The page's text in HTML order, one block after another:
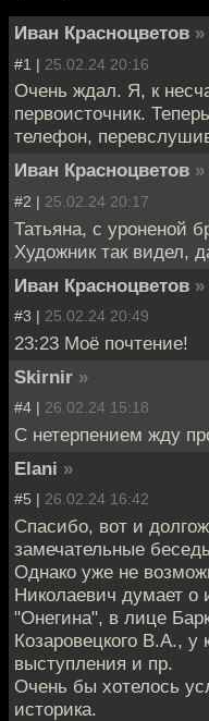
Иван Красноцветов »
#1 | 25.02.24 20:16
Очень ждал. Я, к
первоисточник.
телефон,
Иван Красноцветов »
#2 | 25.02.24 20:17
Татьяна, с уроненой
Художник так видел,
Иван Красноцветов »
#3 | 25.02.24 20:49
23:23 Моё почтение!
Skirnir »
#4 | 26.02.24 15:18
С нетерпением жду
Elani »
#5 | 26.02.24 16:42
Спасибо, вот и
замечательные
Однако уже не
Николаевич думает о
"Онегина", в лице
Козаровецкого В.А., у
выступления и пр.
Очень бы хотелось
историка.